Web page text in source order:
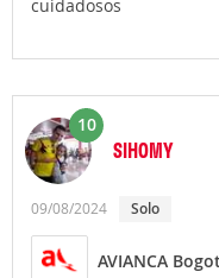
cuidadosos
10
SIHOMY
09/08/2024 Solo
AVIANCA